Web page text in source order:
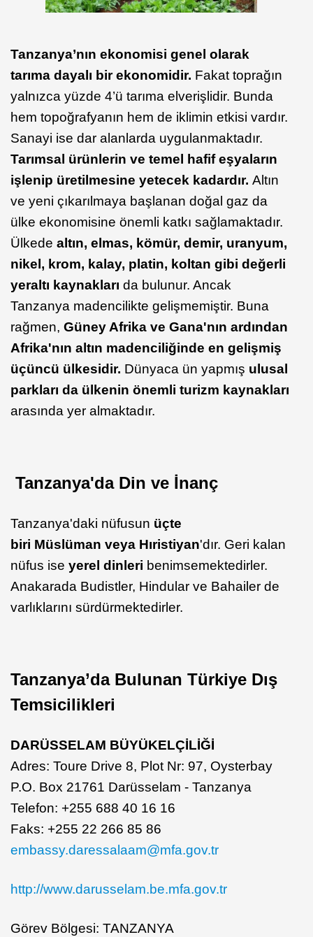
Tanzanya’nın ekonomisi genel olarak
tarıma dayalı bir ekonomidir. Fakat toprağın
yalnızca yüzde 4’ü tarıma elverişlidir. Bunda
hem topoğrafyanın hem de iklimin etkisi vardır.
Sanayi ise dar alanlarda uygulanmaktadır.
Tarımsal ürünlerin ve temel hafif eşyaların
işlenip üretilmesine yetecek kadardır. Altın
ve yeni çıkarılmaya başlanan doğal gaz da
ülke ekonomisine önemli katkı sağlamaktadır.
Ülkede altın, elmas, kömür, demir, uranyum,
nikel, krom, kalay, platin, koltan gibi değerli
yeraltı kaynakları da bulunur. Ancak
Tanzanya madencilikte gelişmemiştir. Buna
rağmen, Güney Afrika ve Gana'nın ardından
Afrika'nın altın madenciliğinde en gelişmiş
üçüncü ülkesidir. Dünyaca ün yapmış ulusal
parkları da ülkenin önemli turizm kaynakları
arasında yer almaktadır.
Tanzanya'da Din ve İnanç
Tanzanya'daki nüfusun üçte
biri Müslüman veya Hıristiyan'dır. Geri kalan
nüfus ise yerel dinleri benimsemektedirler.
Anakarada Budistler, Hindular ve Bahailer de
varlıklarını sürdürmektedirler.
Tanzanya’da Bulunan Türkiye Dış
Temsicilikleri
DARÜSSELAM BÜYÜKELÇİLİĞİ
Adres: Toure Drive 8, Plot Nr: 97, Oysterbay
P.O. Box 21761 Darüsselam - Tanzanya
Telefon: +255 688 40 16 16
Faks: +255 22 266 85 86
embassy.daressalaam@mfa.gov.tr
http://www.darusselam.be.mfa.gov.tr
Görev Bölgesi: TANZANYA